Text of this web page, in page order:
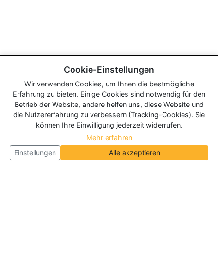
Cookie-Einstellungen
Wir verwenden Cookies, um Ihnen die bestmögliche
Erfahrung zu bieten. Einige Cookies sind notwendig für den
Betrieb der Website, andere helfen uns, diese Website und
die Nutzererfahrung zu verbessern (Tracking-Cookies). Sie
können Ihre Einwilligung jederzeit widerrufen.
Mehr erfahren
Einstellungen
Alle akzeptieren